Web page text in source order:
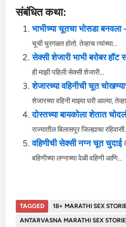
संबंधित कथा:
भाभीच्या चूतचा भोसडा बनवला
चूची चुरगळत होतो. तेव्हाच त्यांच्या...
सेक्सी शेजारी भाभी बरोबर हॉट
ही माझी पहिली सेक्सी शेजारी...
शेजारच्या वहिनीची चूत
शेजारच्या वहिनी माझ्या घरी आल्या,
दोस्तच्या बायकोला शेतात
राज्यातील बिलासपूर जिल्ह्याचा
वहिणीची सेक्सी नग्न चूत चुदाई
बहिणीच्या लग्नाच्या वेळी वहिणी आणि...
TAGGED
18+ MARATHI SEX
ANTARVASNA MARATHI SEX